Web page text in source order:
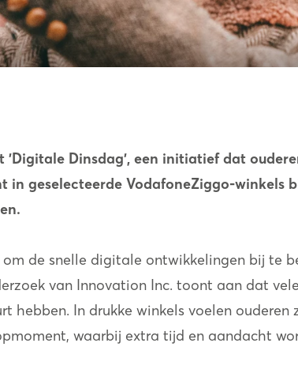
'Digitale Dinsdag', een initiatief dat
in geselecteerde VodafoneZiggo-winkels
de snelle digitale ontwikkelingen bij te
van Innovation Inc. toont aan dat
hebben. In drukke winkels voelen
waarbij extra tijd en aandacht